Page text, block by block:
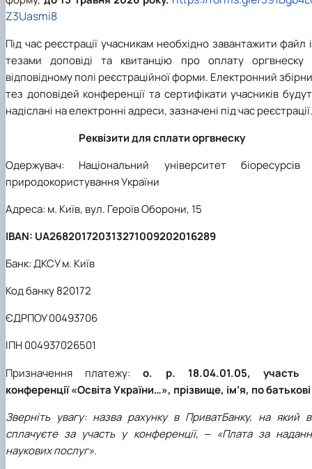
Z3Uasmi8
Під час реєстрації учасникам необхідно завантажити файл
тезами доповіді та квитанцію про оплату оргвнеску
відповідному полі реєстраційної форми. Електронний
тез доповідей конференції та сертифікати учасників
надіслані на електронні адреси, зазначені під час реєстрації.
Реквізити для сплати оргвнеску
Одержувач: Національний університет біоресурсів
природокористування України
Адреса: м. Київ, вул. Героїв Оборони, 15
IBAN: UA268201720313271009202016289
Банк: ДКСУ м. Київ
Код банку 820172
ЄДРПОУ 00493706
ІПН 004937026501
Призначення платежу:о. р. 18.04.01.05, участь
конференції «Освіта України…», прізвище, ім’я, по батькові
Зверніть увагу: назва рахунку в ПриватБанку, на який
сплачуєте за участь у конференції, ‒ «Плата за
наукових послуг».